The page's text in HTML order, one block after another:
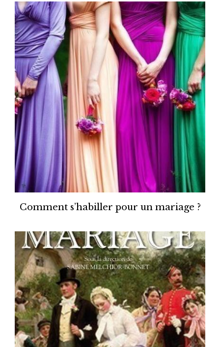
Comment s’habiller pour un mariage ?